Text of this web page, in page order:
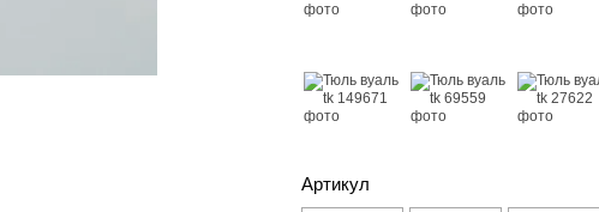
Артикул